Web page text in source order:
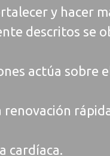
y hacer
descritos se
actúa sobre
cardíaca.